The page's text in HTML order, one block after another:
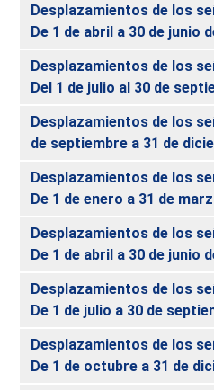
Desplazamientos de los
De 1 de abril a 30 de junio
Desplazamientos de los
Del 1 de julio al 30 de
Desplazamientos de los
de septiembre a 31 de
Desplazamientos de los
De 1 de enero a 31 de
Desplazamientos de los
De 1 de abril a 30 de junio
Desplazamientos de los
De 1 de julio a 30 de
Desplazamientos de los
De 1 de octubre a 31 de